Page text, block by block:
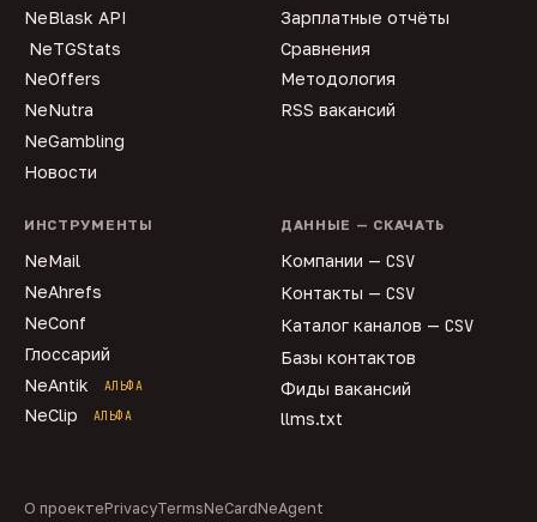
NeBlask API
NeTGStats
NeOffers
NeNutra
NeGambling
Новости
Зарплатные отчёты
Сравнения
Методология
RSS вакансий
ИНСТРУМЕНТЫ
NeMail
NeAhrefs
NeConf
Глоссарий
NeAntik
АЛЬФА
NeClip АЛЬФА
ДАННЫЕ — СКАЧАТЬ
Компании — CSV
Контакты — CSV
Каталог каналов — CSV
Базы контактов
Фиды вакансий
llms.txt
О проектеPrivacyTermsNeCardNeAgent